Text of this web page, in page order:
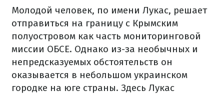
Молодой человек, по имени Лукас, решает
отправиться на границу с Крымским
полуостровом как часть мониторинговой
миссии ОБСЕ. Однако из-за необычных и
непредсказуемых обстоятельств он
оказывается в небольшом украинском
городке на юге страны. Здесь Лукас